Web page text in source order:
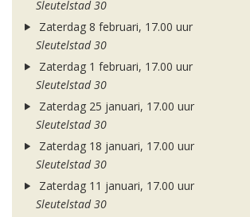
Sleutelstad 30
Zaterdag 8 februari, 17.00 uur
Sleutelstad 30
Zaterdag 1 februari, 17.00 uur
Sleutelstad 30
Zaterdag 25 januari, 17.00 uur
Sleutelstad 30
Zaterdag 18 januari, 17.00 uur
Sleutelstad 30
Zaterdag 11 januari, 17.00 uur
Sleutelstad 30